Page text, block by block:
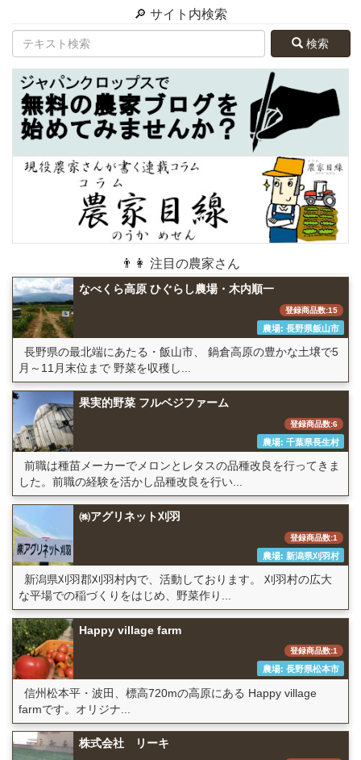
🔎 サイト内検索
検索
👨👩 注目の農家さん
なべくら高原 ひぐらし農場・木内順一
登録商品数:15
農場: 長野県飯山市
長野県の最北端にあたる・飯山市、 鍋倉高原の豊かな土壌で5
月～11月末位まで 野菜を収穫し...
果実的野菜 フルベジファーム
登録商品数:6
農場: 千葉県長生村
前職は種苗メーカーでメロンとレタスの品種改良を行ってきま
した。前職の経験を活かし品種改良を行い...
㈱アグリネット刈羽
登録商品数:1
農場: 新潟県刈羽村
新潟県刈羽郡刈羽村内で、活動しております。 刈羽村の広大
な平場での稲づくりをはじめ、野菜作り...
Happy village farm
登録商品数:1
農場: 長野県松本市
信州松本平・波田、標高720mの高原にある Happy village
farmです。オリジナ...
株式会社 リーキ